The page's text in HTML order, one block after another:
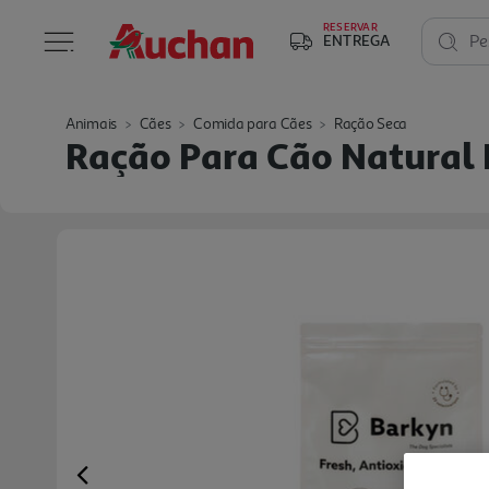
RESERVAR
ENTREGA
Animais Cães Comida para Cães Ração Seca
Ração Para Cão